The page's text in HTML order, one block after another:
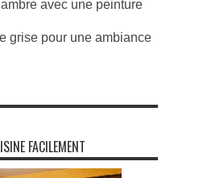
avec une peinture
grise pour une ambiance
FACILEMENT